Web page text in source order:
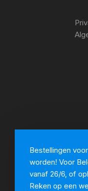
Bestellingen
worden! Voor
vanaf 26/6, of
Reken op een